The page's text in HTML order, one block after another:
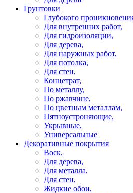
Грунтовки
Глубокого
Для внутренних работ,
Для гидроизоляции,
Для дерева,
Для наружных работ,
Для потолка,
Для стен,
Концетрат,
По металлу,
По ржавчине,
По цветным металлам,
Пятноустроняющие,
Укрывные,
Универсальные
Декоративные покрытия
Воск,
Для дерева,
Для металла,
Для стен,
Жидкие обои,